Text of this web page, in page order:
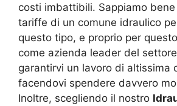
costi imbattibili. Sappiamo
tariffe di un comune idraulico
questo tipo, e proprio per
come azienda leader del
garantirvi un lavoro di altissima
facendovi spendere davvero
Inoltre, scegliendo il nostro